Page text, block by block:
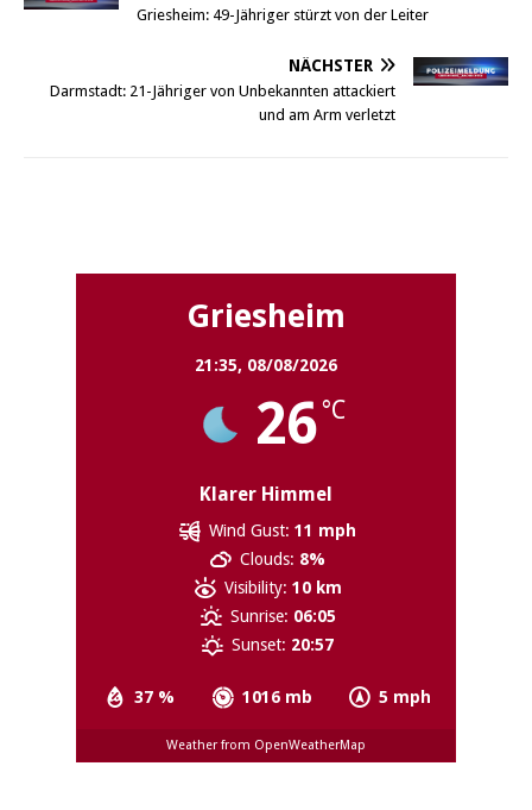
Griesheim: 49-Jähriger stürzt von der Leiter
NÄCHSTER
Darmstadt: 21-Jähriger von Unbekannten attackiert
und am Arm verletzt
Griesheim
21:35, 08/08/2026
26°C
Klarer Himmel
37 % 1016 mb 5 mph
Wind Gust: 11 mph
Clouds: 8%
Visibility: 10 km
Sunrise: 06:05
Sunset: 20:57
Weather from OpenWeatherMap